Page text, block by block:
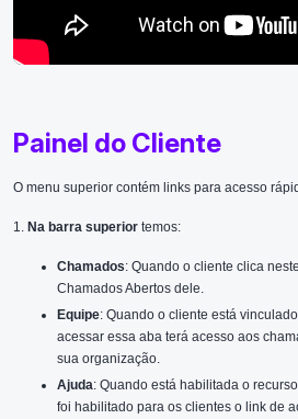
Painel do Cliente
O menu superior contém links para acesso
1. Na barra superior temos:
Chamados: Quando o cliente clica
Chamados Abertos dele.
Equipe: Quando o cliente está
acessar essa aba terá acesso aos
sua organização.
Ajuda: Quando está habilitada o
foi habilitado para os clientes o link de